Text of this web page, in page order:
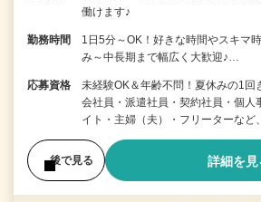
働けます♪
勤務時間
1日5分～OK！好きな時間やスキマ
み～中長期まで幅広く大歓迎♪…
応募資格
未経験OK＆年齢不問！夏休みの1
会社員・派遣社員・契約社員・個人
イト・主婦（夫）・フリーターなど
後で見る 詳細を見